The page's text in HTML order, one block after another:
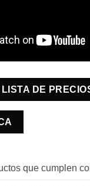
DE
que cumplen